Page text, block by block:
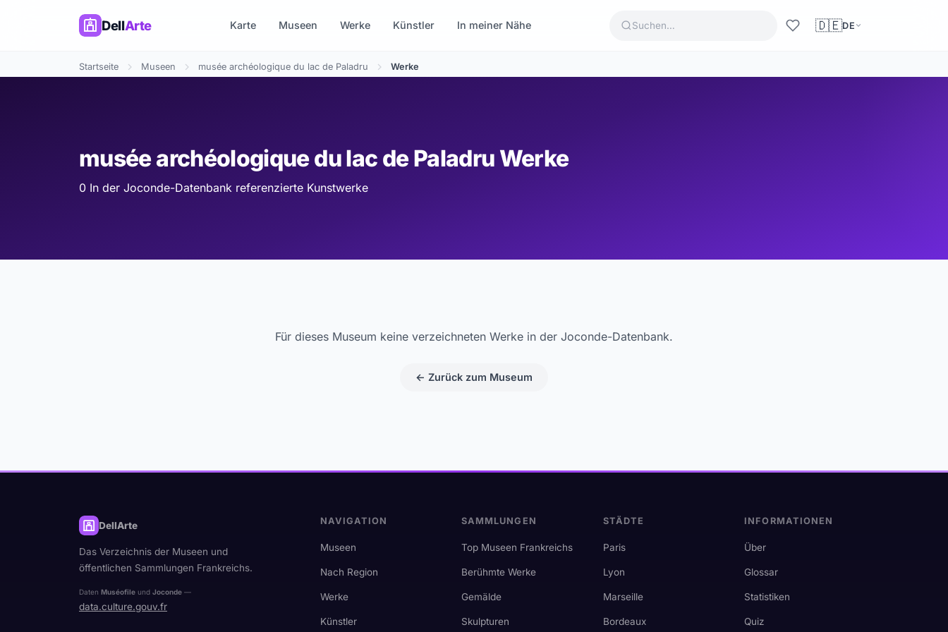
DellArte Karte Museen Werke Künstler In meiner Nähe 🇩🇪DE
Startseite Museen musée archéologique du lac de Paladru Werke
musée archéologique du lac de Paladru Werke
0 In der Joconde-Datenbank referenzierte Kunstwerke
Für dieses Museum keine verzeichneten Werke in der Joconde-Datenbank.
← Zurück zum Museum
DellArte
Das Verzeichnis der Museen und
öffentlichen Sammlungen Frankreichs.
Daten Muséofile und Joconde —
data.culture.gouv.fr
NAVIGATION
Museen
Nach Region
Werke
Künstler
SAMMLUNGEN
Top Museen Frankreichs
Berühmte Werke
Gemälde
Skulpturen
STÄDTE
Paris
Lyon
Marseille
Bordeaux
INFORMATIONEN
Über
Glossar
Statistiken
Quiz